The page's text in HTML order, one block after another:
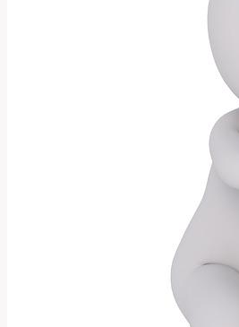
Používat?